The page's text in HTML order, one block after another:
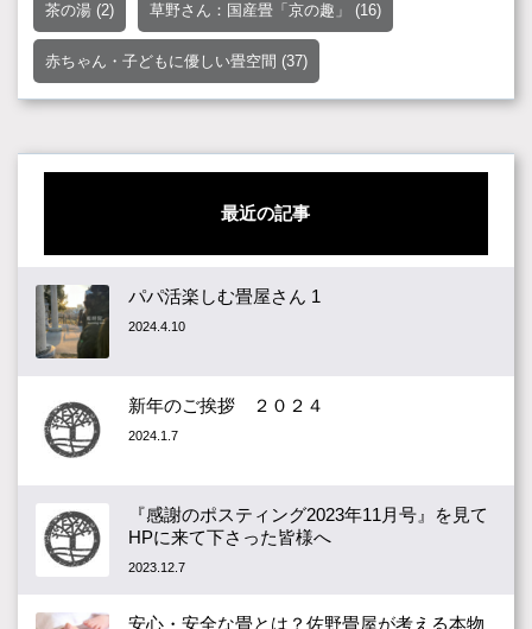
茶の湯 (2) 草野さん：国産畳「京の趣」 (16)
赤ちゃん・子どもに優しい畳空間 (37)
最近の記事
パパ活楽しむ畳屋さん 1
2024.4.10
新年のご挨拶 ２０２４
2024.1.7
『感謝のポスティング2023年11月号』を見て
HPに来て下さった皆様へ
2023.12.7
安心・安全な畳とは？佐野畳屋が考える本物